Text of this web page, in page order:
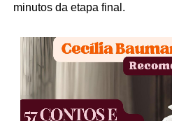
minutos da etapa final.